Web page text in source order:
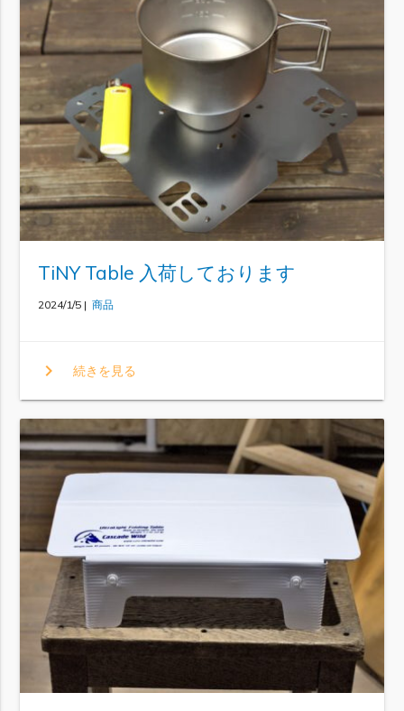
TiNY Table 入荷しております
2024/1/5 | 商品
chevron_right 続きを見る